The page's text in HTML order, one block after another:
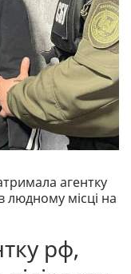
агентку
людному місці на
рф,